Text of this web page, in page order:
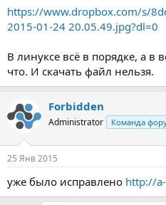
https://www.dropbox.com/s/
2015-01-24 20.05.49.jpg?dl=0
В линуксе всё в порядке, а в
что. И скачать файл нельзя.
Forbidden
Administrator Команда
25 Янв 2015
уже было исправлено http://